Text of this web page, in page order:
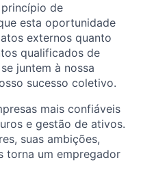
de
esta oportunidade
externos quanto
qualificados de
juntem à nossa
sucesso coletivo.
mais confiáveis
e gestão de ativos.
suas ambições,
torna um empregador